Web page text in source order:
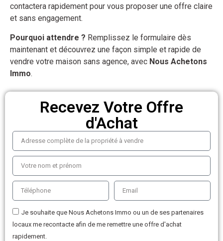
contactera rapidement pour vous proposer une offre claire
et sans engagement.
Pourquoi attendre ? Remplissez le formulaire dès
maintenant et découvrez une façon simple et rapide de
vendre votre maison sans agence, avec Nous Achetons
Immo.
Recevez Votre Offre
d'Achat
Je souhaite que Nous Achetons Immo ou un de ses partenaires
locaux me recontacte afin de me remettre une offre d'achat
rapidement.